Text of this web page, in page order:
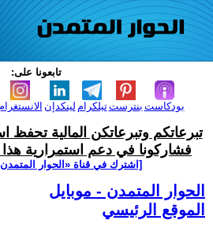
تابعونا على:
الانستغرام لينكدإن تيلكرامبنترست بودكاست
تبرعاتكم وتبرعاتكن المالية تحفظ
فشاركونا في دعم استمرارية هذا
[اشترك في قناة ‫«الحوار
الحوار المتمدن - موبايل
الموقع الرئيسي